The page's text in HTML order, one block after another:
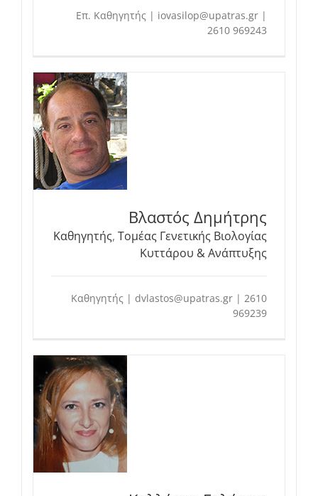
Επ. Καθηγητής | iovasilop@upatras.gr |
2610 969243
Βλαστός Δημήτρης
Καθηγητής, Τομέας Γενετικής Βιολογίας
Κυττάρου & Ανάπτυξης
Καθηγητής | dvlastos@upatras.gr | 2610
969239